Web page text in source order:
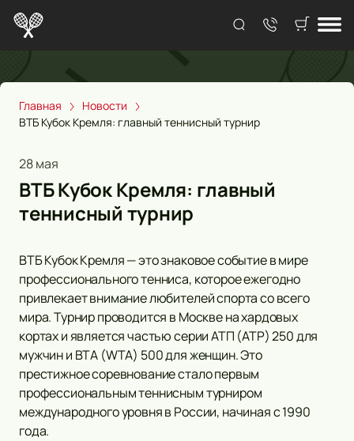
Главная
Новости
ВТБ Кубок Кремля: главный теннисный турнир
28 мая
ВТБ Кубок Кремля: главный
теннисный турнир
ВТБ Кубок Кремля — это знаковое событие в мире
профессионального тенниса, которое ежегодно
привлекает внимание любителей спорта со всего
мира. Турнир проводится в Москве на хардовых
кортах и является частью серии АТП (ATP) 250 для
мужчин и ВТА (WTA) 500 для женщин. Это
престижное соревнование стало первым
профессиональным теннисным турниром
международного уровня в России, начиная с 1990
года.